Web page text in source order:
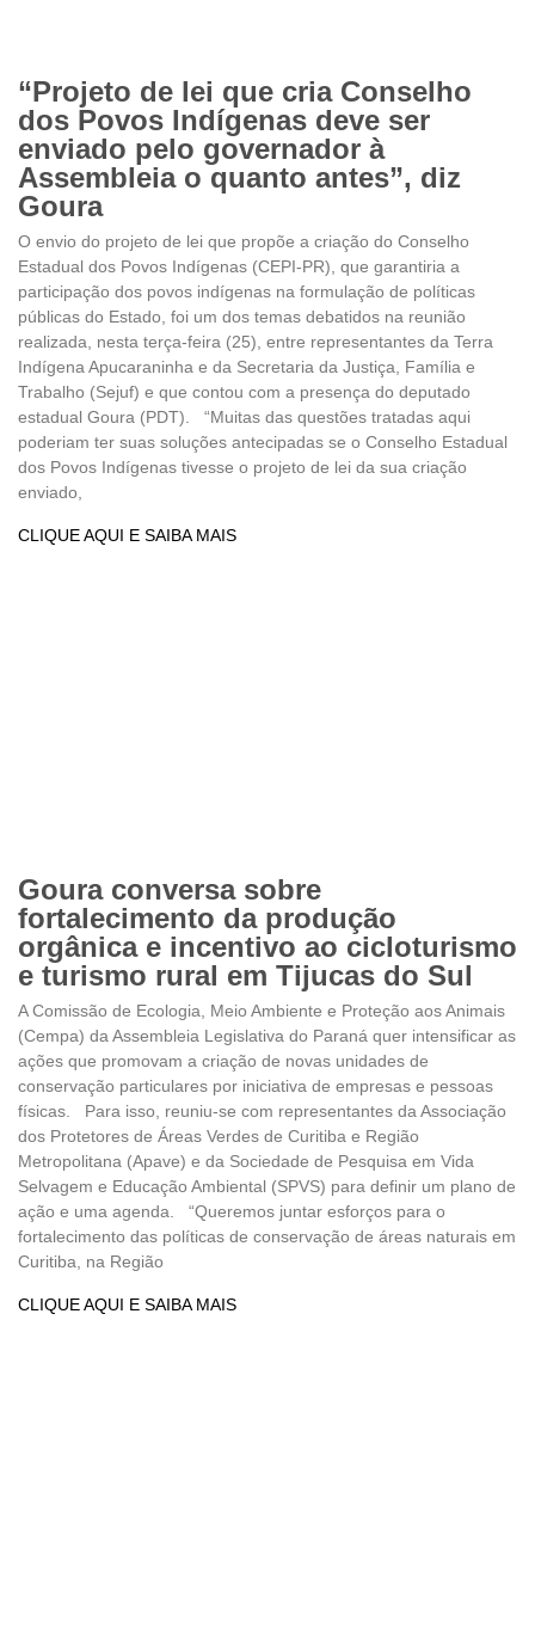
“Projeto de lei que cria Conselho
dos Povos Indígenas deve ser
enviado pelo governador à
Assembleia o quanto antes”, diz
Goura
O envio do projeto de lei que propõe a criação do Conselho
Estadual dos Povos Indígenas (CEPI-PR), que garantiria a
participação dos povos indígenas na formulação de políticas
públicas do Estado, foi um dos temas debatidos na reunião
realizada, nesta terça-feira (25), entre representantes da Terra
Indígena Apucaraninha e da Secretaria da Justiça, Família e
Trabalho (Sejuf) e que contou com a presença do deputado
estadual Goura (PDT). “Muitas das questões tratadas aqui
poderiam ter suas soluções antecipadas se o Conselho Estadual
dos Povos Indígenas tivesse o projeto de lei da sua criação
enviado,
CLIQUE AQUI E SAIBA MAIS
Goura conversa sobre
fortalecimento da produção
orgânica e incentivo ao cicloturismo
e turismo rural em Tijucas do Sul
A Comissão de Ecologia, Meio Ambiente e Proteção aos Animais
(Cempa) da Assembleia Legislativa do Paraná quer intensificar as
ações que promovam a criação de novas unidades de
conservação particulares por iniciativa de empresas e pessoas
físicas. Para isso, reuniu-se com representantes da Associação
dos Protetores de Áreas Verdes de Curitiba e Região
Metropolitana (Apave) e da Sociedade de Pesquisa em Vida
Selvagem e Educação Ambiental (SPVS) para definir um plano de
ação e uma agenda. “Queremos juntar esforços para o
fortalecimento das políticas de conservação de áreas naturais em
Curitiba, na Região
CLIQUE AQUI E SAIBA MAIS